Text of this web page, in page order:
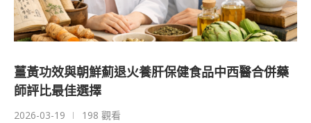
薑黃功效與朝鮮薊退火養肝保健食品中西醫合併藥
師評比最佳選擇
2026-03-19 198 觀看